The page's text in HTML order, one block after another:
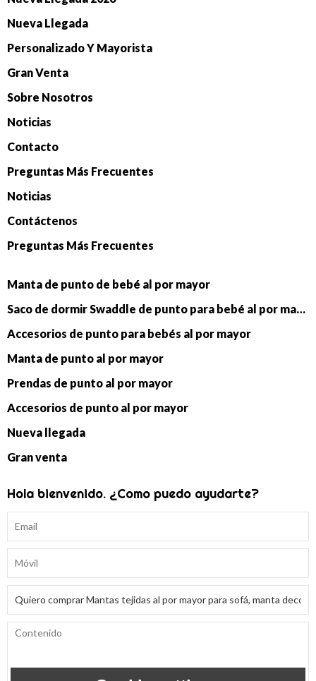
Nueva Llegada
Personalizado Y Mayorista
Gran Venta
Sobre Nosotros
Noticias
Contacto
Preguntas Más Frecuentes
Noticias
Contáctenos
Preguntas Más Frecuentes
Manta de punto de bebé al por mayor
Saco de dormir Swaddle de punto para bebé al por mayor
Accesorios de punto para bebés al por mayor
Manta de punto al por mayor
Prendas de punto al por mayor
Accesorios de punto al por mayor
Nueva llegada
Gran venta
Hola bienvenido. ¿Como puedo ayudarte?